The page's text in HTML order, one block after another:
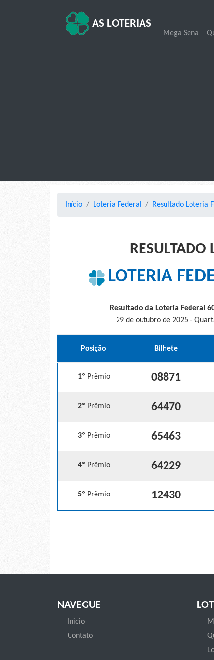
AS LOTERIAS
Mega Sena
Início Loteria Federal Resultado Loteria
LOTERIA
Resultado da Loteria Federal
29 de outubro de 2025 -
Posição Bilhete
1º Prêmio 08871
2º Prêmio 64470
3º Prêmio 65463
4º Prêmio 64229
5º Prêmio 12430
NAVEGUE
Inicio
Contato